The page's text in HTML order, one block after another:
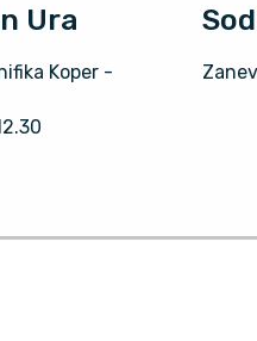
Ura
Koper -